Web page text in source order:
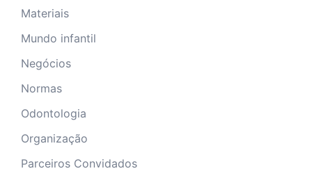
Materiais
Mundo infantil
Negócios
Normas
Odontologia
Organização
Parceiros Convidados